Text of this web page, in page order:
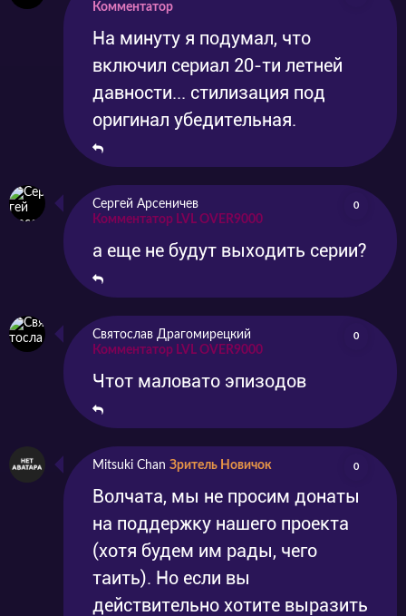
Комментатор
На минуту я подумал, что
включил сериал 20-ти летней
давности... стилизация под
оригинал убедительная.
Сергей Арсеничев
Комментатор LVL OVER9000
0
а еще не будут выходить серии?
Святослав Драгомирецкий
Комментатор LVL OVER9000
0
Чтот маловато эпизодов
Mitsuki Chan Зритель Новичок 0
Волчата, мы не просим донаты
на поддержку нашего проекта
(хотя будем им рады, чего
таить). Но если вы
действительно хотите выразить